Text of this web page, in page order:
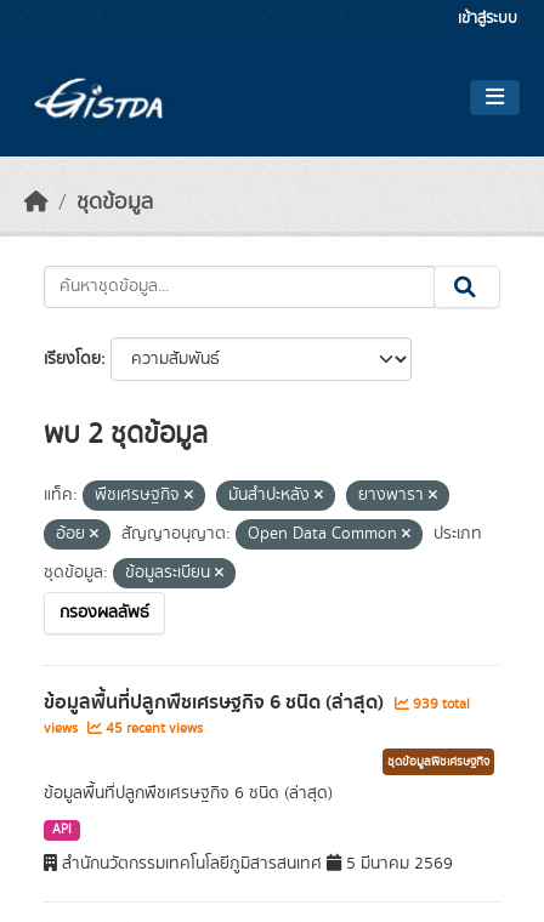
เข้าสู่ระบบ
ชุดข้อมูล
เรียงโดย
พบ 2 ชุดข้อมูล
แท็ค: พืชเศรษฐกิจ มันสำปะหลัง
ยางพารา
อ้อย
สัญญาอนุญาต: Open Data Common
ประเภท
ชุดข้อมูล:
ข้อมูลระเบียน
กรองผลลัพธ์
ข้อมูลพื้นที่ปลูกพืชเศรษฐกิจ 6 ชนิด (ล่าสุด)
939 total
views
45 recent views
ชุดข้อมูลพืชเศรษฐกิจ
ข้อมูลพื้นที่ปลูกพืชเศรษฐกิจ 6 ชนิด (ล่าสุด)
API
สำนักนวัตกรรมเทคโนโลยีภูมิสารสนเทศ 5 มีนาคม 2569